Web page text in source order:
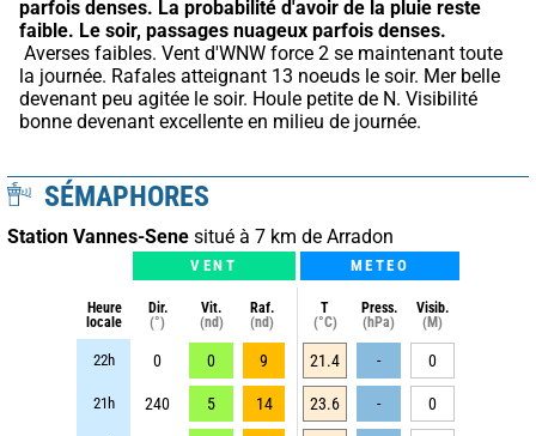
parfois denses. La probabilité d'avoir de la pluie reste
faible. Le soir, passages nuageux parfois denses.
la journée. Rafales atteignant 13 noeuds le soir. Mer belle
devenant peu agitée le soir. Houle petite de N. Visibilité
bonne devenant excellente en milieu de journée.
SÉMAPHORES
Station Vannes-Sene situé à 7 km de Arradon
VENT METEO
Heure
locale
Dir.
(°)
Vit.
(nd)
Raf.
(nd)
T
(°C)
Press.
(hPa)
Visib.
(M)
22h 0 0 9 21.4 - 0
21h 240 5 14 23.6 - 0